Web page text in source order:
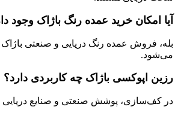
آیا امکان خرید عمده رنگ باژاک وجود
بله، فروش عمده رنگ دریایی و صنعتی
می‌شود.
رزین اپوکسی باژاک چه کاربردی دارد؟
در کف‌سازی، پوشش صنعتی و صنایع دریایی